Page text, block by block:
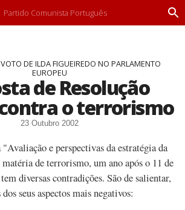
Partido Comunista Português
P
DE ILDA FIGUEIREDO NO PARLAMENTO
EUROPEU
de Resolução
o terrorismo
23 Outubro 2002
e perspectivas da estratégia da
de terrorismo, um ano após o 11 de
diversas contradições. São de salientar,
seus aspectos mais negativos: